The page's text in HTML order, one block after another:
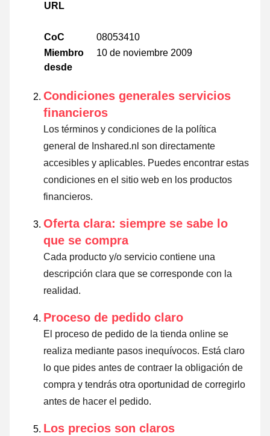
URL
CoC
08053410
Miembro
desde
10 de noviembre 2009
Condiciones generales servicios
financieros
Los términos y condiciones de la política
general de Inshared.nl son directamente
accesibles y aplicables. Puedes encontrar estas
condiciones en el sitio web en los productos
financieros.
Oferta clara: siempre se sabe lo
que se compra
Cada producto y/o servicio contiene una
descripción clara que se corresponde con la
realidad.
Proceso de pedido claro
El proceso de pedido de la tienda online se
realiza mediante pasos inequívocos. Está claro
lo que pides antes de contraer la obligación de
compra y tendrás otra oportunidad de corregirlo
antes de hacer el pedido.
Los precios son claros